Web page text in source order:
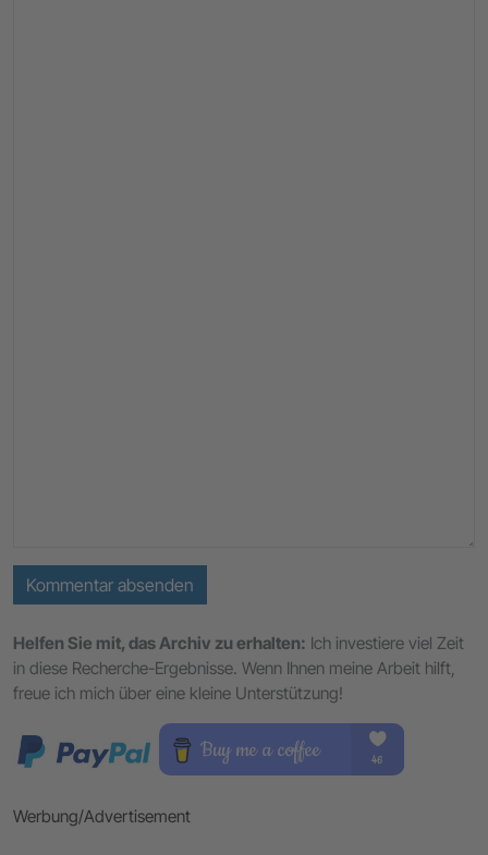
Kommentar absenden
Helfen Sie mit, das Archiv zu erhalten: Ich investiere viel Zeit
in diese Recherche-Ergebnisse. Wenn Ihnen meine Arbeit hilft,
freue ich mich über eine kleine Unterstützung!
Werbung/Advertisement